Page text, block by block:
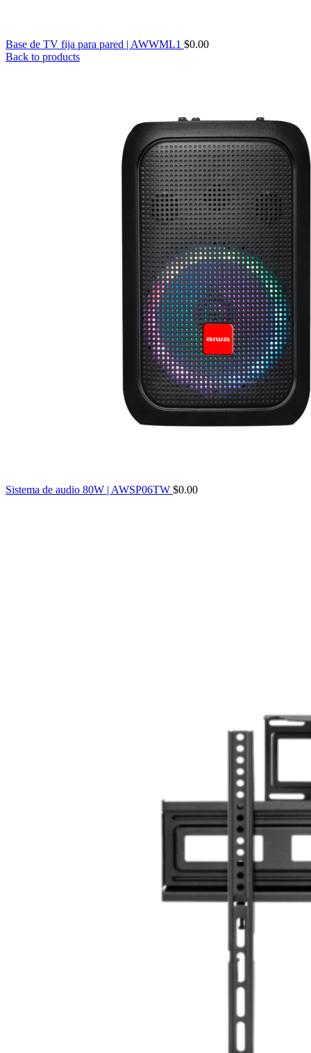
Base de TV fija para pared | AWWML1 $0.00
Back to products
Sistema de audio 80W | AWSP06TW $0.00